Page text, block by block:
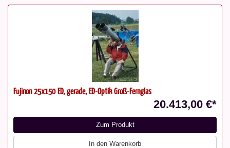
Fujinon 25x150 ED, gerade, ED-Optik Groß-Fernglas
20.413,00 €*
Zum Produkt
In den Warenkorb